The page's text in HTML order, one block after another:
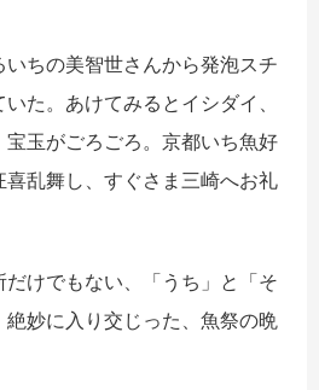
ちの美智世さんから発泡スチ
た。あけてみるとイシダイ、
宝玉がごろごろ。京都いち魚好
喜乱舞し、すぐさま三崎へお礼
けでもない、「うち」と「そ
絶妙に入り交じった、魚祭の晩